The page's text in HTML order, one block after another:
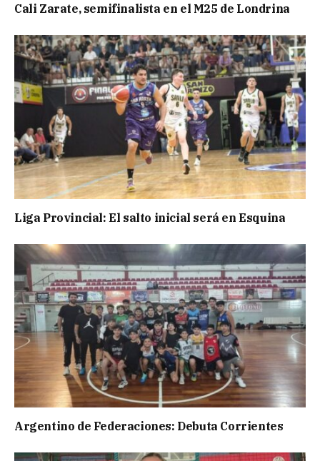
Cali Zarate, semifinalista en el M25 de Londrina
Liga Provincial: El salto inicial será en Esquina
Argentino de Federaciones: Debuta Corrientes